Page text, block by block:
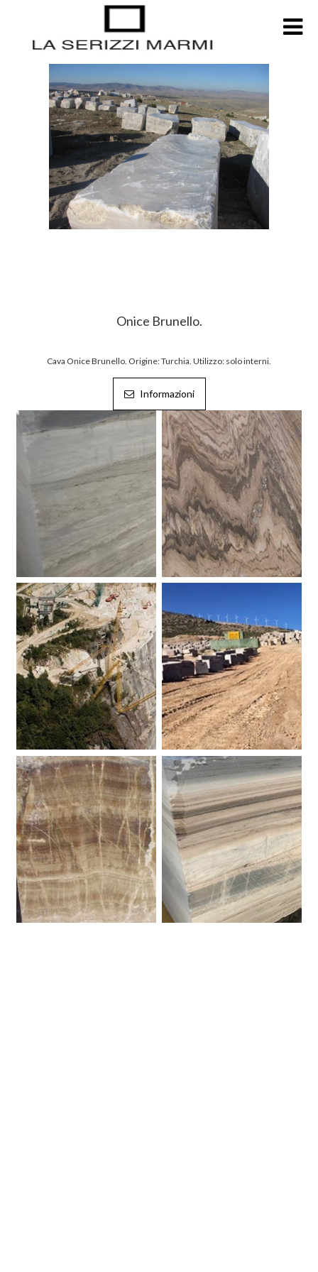
Onice Brunello.
Cava Onice Brunello. Origine: Turchia. Utilizzo: solo interni.
Informazioni
Blocchi Palissandro. Marmo. Palissandro. Marmo.
Palissandro. Marmo. Cava Emperador Dark
Onice Brunello. Blocchi Palissandro. Marmo.